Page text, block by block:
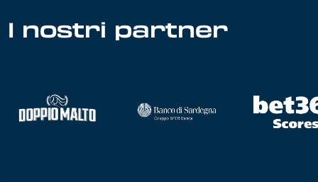
I nostri partner